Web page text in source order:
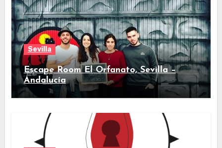
Sevilla
Escape Room El Orfanato, Sevilla –
Andalucía